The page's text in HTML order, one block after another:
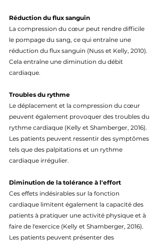
Réduction du flux sanguin
La compression du cœur peut rendre difficile
le pompage du sang, ce qui entraîne une
réduction du flux sanguin (Nuss et Kelly, 2010).
Cela entraîne une diminution du débit
cardiaque.
Troubles du rythme
Le déplacement et la compression du cœur
peuvent également provoquer des troubles du
rythme cardiaque (Kelly et Shamberger, 2016).
Les patients peuvent ressentir des symptômes
tels que des palpitations et un rythme
cardiaque irrégulier.
Diminution de la tolérance à l'effort
Ces effets indésirables sur la fonction
cardiaque limitent également la capacité des
patients à pratiquer une activité physique et à
faire de l'exercice (Kelly et Shamberger, 2016).
Les patients peuvent présenter des